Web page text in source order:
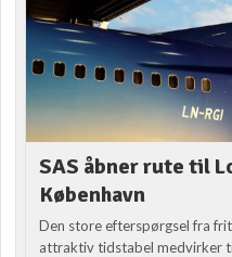
SAS åbner rute til
København
Den store efterspørgsel fra
attraktiv tidstabel medvirker